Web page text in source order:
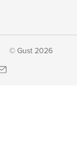
© Gust 2026